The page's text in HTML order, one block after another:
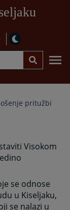
pritužbi
Visokom
se odnose
u Kiseljaku,
se nalazi u